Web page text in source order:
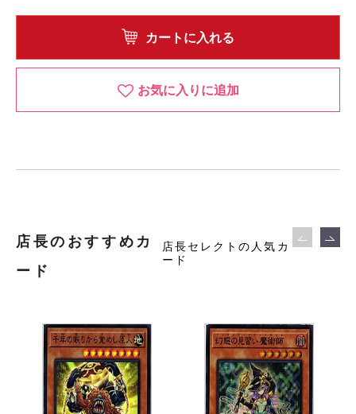
カートに入れる
お気に入りに追加
店長のおすすめカ
ード
店長セレクトの人気カ
ード